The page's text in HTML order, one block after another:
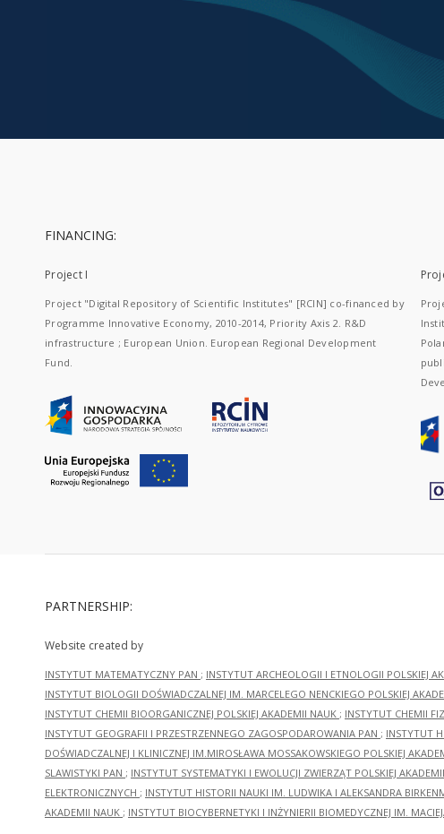
FINANCING:
Project I
Project "Digital Repository of Scientific Institutes" [RCIN] co-financed by
Programme Innovative Economy, 2010-2014, Priority Axis 2. R&D
infrastructure ; European Union. European Regional Development
Fund.
PARTNERSHIP:
Website created by
INSTYTUT MATEMATYCZNY PAN ; INSTYTUT ARCHEOLOGII I ETNOLOGII POLSKIEJ
INSTYTUT BIOLOGII DOŚWIADCZALNEJ IM. MARCELEGO NENCKIEGO POLSKIEJ
INSTYTUT CHEMII BIOORGANICZNEJ POLSKIEJ AKADEMII NAUK ; INSTYTUT CHEMII
INSTYTUT GEOGRAFII I PRZESTRZENNEGO ZAGOSPODAROWANIA PAN ; INSTYTUT
DOŚWIADCZALNEJ I KLINICZNEJ IM.MIROSŁAWA MOSSAKOWSKIEGO POLSKIEJ
SLAWISTYKI PAN ; INSTYTUT SYSTEMATYKI I EWOLUCJI ZWIERZĄT POLSKIEJ
ELEKTRONICZNYCH ; INSTYTUT HISTORII NAUKI IM. LUDWIKA I ALEKSANDRA
AKADEMII NAUK ; INSTYTUT BIOCYBERNETYKI I INŻYNIERII BIOMEDYCZNEJ IM.